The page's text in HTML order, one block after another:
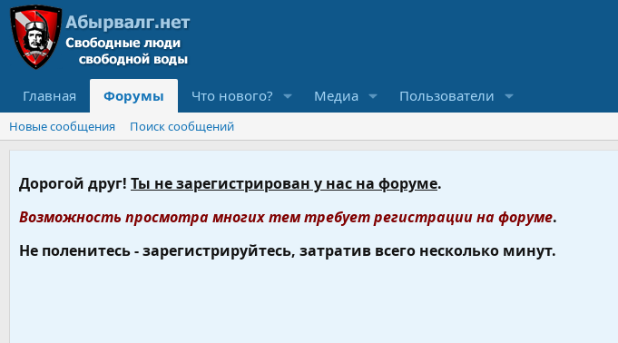
Главная Форумы Что нового? Медиа Пользователи
Новые сообщения Поиск сообщений
Дорогой друг! Ты не зарегистрирован у нас на форуме.
Возможность просмотра многих тем требует регистрации на форуме.
Не поленитесь - зарегистрируйтесь, затратив всего несколько минут.